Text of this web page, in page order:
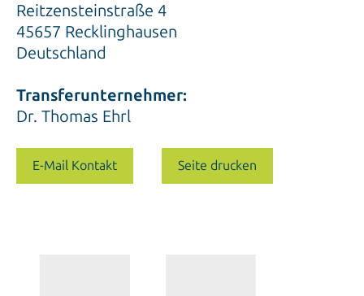
Reitzensteinstraße 4
45657 Recklinghausen
Deutschland
Transferunternehmer:
Dr. Thomas Ehrl
E-Mail Kontakt Seite drucken